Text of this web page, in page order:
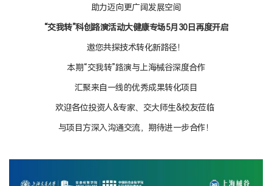
关于我们
助力迈向更广阔发展空间
“交我转”科创路演活动大健康专场5月30日再度开启
邀您共探技术转化新路径！
本期“交我转”路演与上海械谷深度合作
汇聚来自一线的优秀成果转化项目
欢迎各位投资人&专家、交大师生&校友莅临
与项目方深入沟通交流，期待进一步合作！